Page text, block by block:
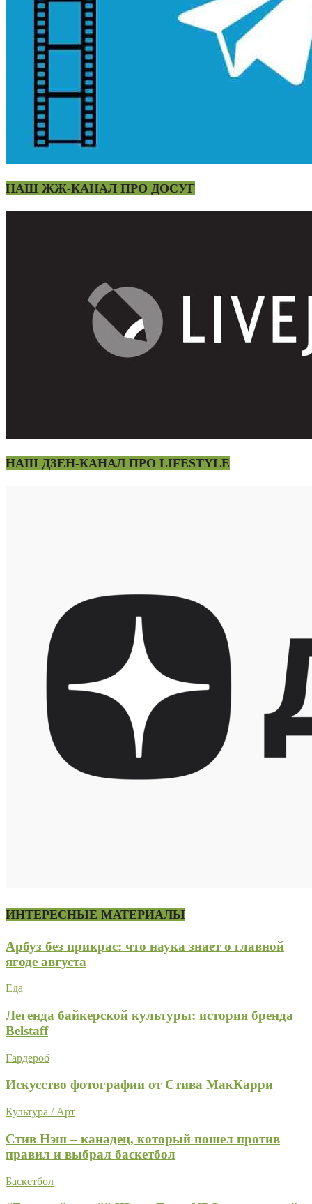
НАШ ЖЖ-КАНАЛ ПРО ДОСУГ
НАШ ДЗЕН-КАНАЛ ПРО LIFESTYLE
ИНТЕРЕСНЫЕ МАТЕРИАЛЫ
Арбуз без прикрас: что наука знает о главной
ягоде августа
Еда
Легенда байкерской культуры: история бренда
Belstaff
Гардероб
Искусство фотографии от Стива МакКарри
Культура / Арт
Стив Нэш – канадец, который пошел против
правил и выбрал баскетбол
Баскетбол